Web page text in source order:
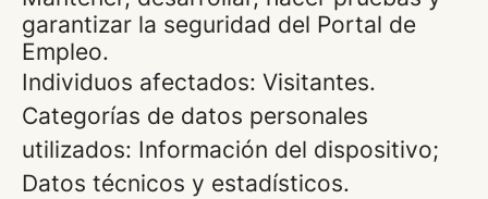
garantizar la seguridad del Portal de
Empleo.
Individuos afectados: Visitantes.
Categorías de datos personales
utilizados: Información del dispositivo;
Datos técnicos y estadísticos.